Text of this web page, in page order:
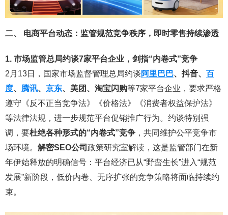
二、 电商平台动态：监管规范竞争秩序，即时零售持续渗透
1. 市场监管总局约谈7家平台企业，剑指“内卷式”竞争
2月13日，国家市场监督管理总局约谈阿里巴巴、抖音、 百
度、 腾讯、 京东、美团、淘宝闪购等7家平台企业，要求严格
遵守《反不正当竞争法》《价格法》《消费者权益保护法》
等法律法规，进一步规范平台促销推广行为。约谈特别强
调，要杜绝各种形式的“内卷式”竞争 ，共同维护公平竞争市
场环境。 解密SEO公司 政策研究室解读，这是监管部门在新
年伊始释放的明确信号：平台经济已从“野蛮生长”进入“规范
发展”新阶段，低价内卷、无序扩张的竞争策略将面临持续约
束。